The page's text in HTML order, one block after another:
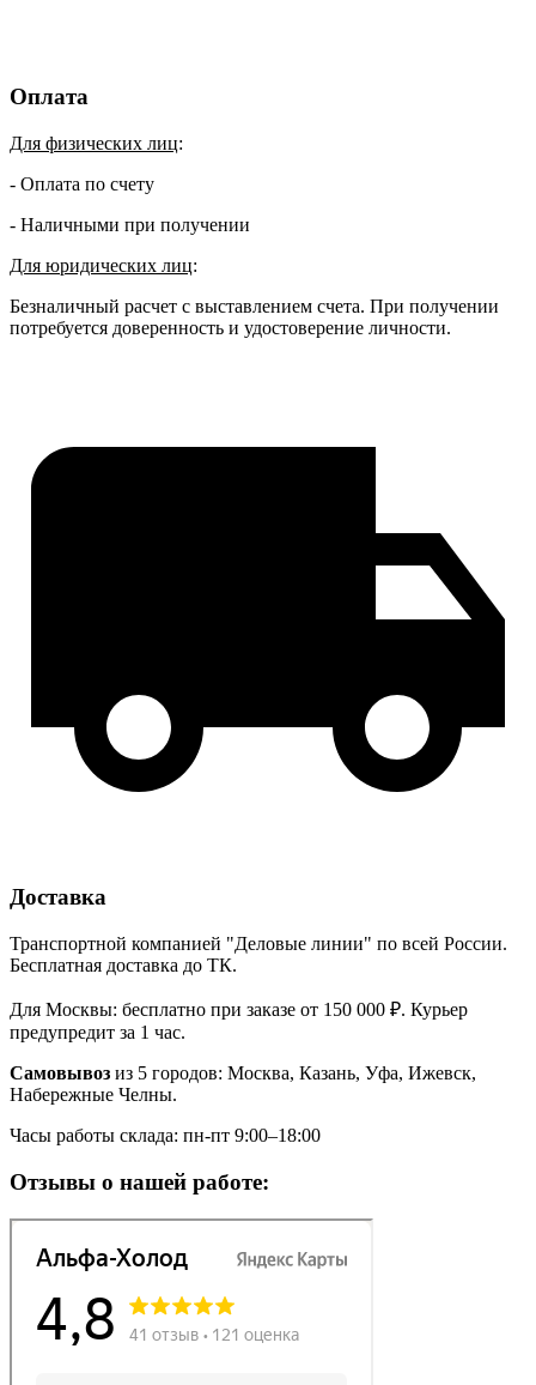
Оплата
Для физических лиц:
- Оплата по счету
- Наличными при получении
Для юридических лиц:
Безналичный расчет с выставлением счета. При получении
потребуется доверенность и удостоверение личности.
Доставка
Транспортной компанией "Деловые линии" по всей России.
Бесплатная доставка до ТК.
Для Москвы: бесплатно при заказе от 150 000 ₽. Курьер
предупредит за 1 час.
Самовывоз из 5 городов: Москва, Казань, Уфа, Ижевск,
Набережные Челны.
Часы работы склада: пн-пт 9:00–18:00
Отзывы о нашей работе: